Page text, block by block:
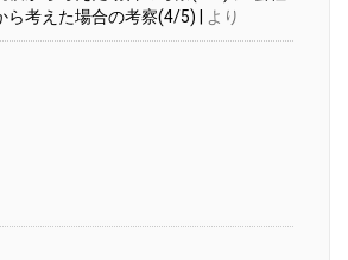
考えた場合の考察(4/5) |
より